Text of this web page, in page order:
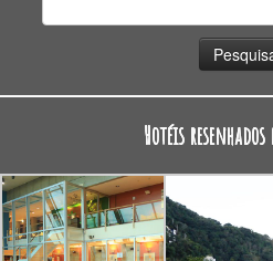
Hotéis